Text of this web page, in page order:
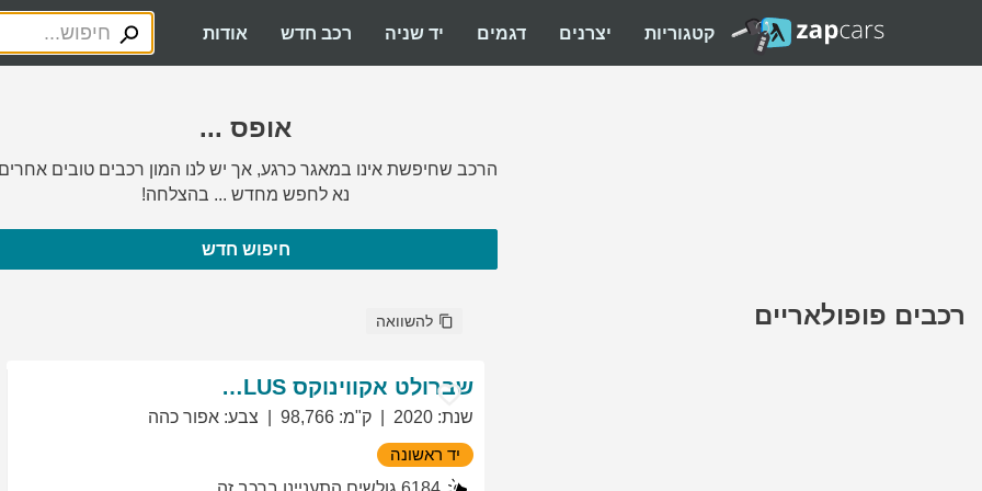
קטגוריות יצרנים דגמים יד שניה רכב חדש אודות
אופס ...
הרכב שחיפשת אינו במאגר כרגע, אך יש לנו המון רכבים טובים
נא לחפש מחדש ... בהצלחה!
חיפוש חדש
רכבים פופולאריים להשוואה
שברולט אקווינוקס LT PLUS
שנת:
2020 ק"מ:
98,766 צבע: אפור כהה
יד ראשונה